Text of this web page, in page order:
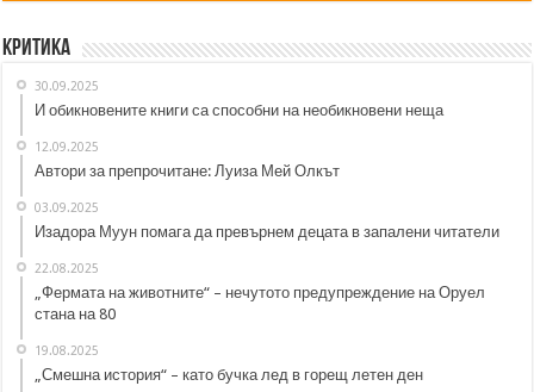
Критика
30.09.2025
И обикновените книги са способни на необикновени неща
12.09.2025
Автори за препрочитане: Луиза Мей Олкът
03.09.2025
Изадора Муун помага да превърнем децата в запалени читатели
22.08.2025
„Фермата на животните“ – нечутото предупреждение на Оруел
стана на 80
19.08.2025
„Смешна история“ – като бучка лед в горещ летен ден